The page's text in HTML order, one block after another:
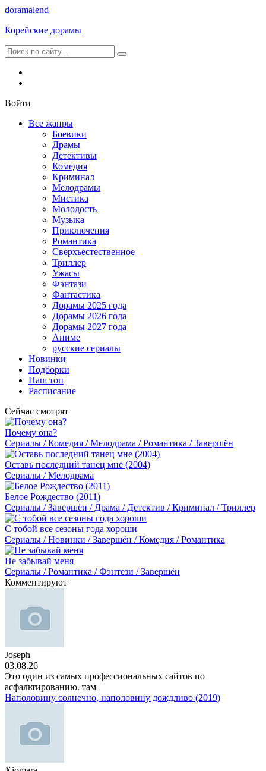
doramalend
Корейские дорамы
Войти
Все жанры
Боевики
Драмы
Детективы
Комедия
Криминал
Мелодрамы
Мистика
Молодость
Музыка
Приключения
Романтика
Сверхъестественное
Триллер
Ужасы
Фэнтази
Фантастика
Дорамы 2025 года
Дорамы 2026 года
Дорамы 2027 года
Аниме
русские сериалы
Новинки
Подборки
Наш топ
Расписание
Сейчас смотрят
Почему она?
Сериалы / Комедия / Мелодрама / Романтика / Завершён
Оставь последний танец мне (2004)
Сериалы / Мелодрама
Белое Рождество (2011)
Сериалы / Завершён / Драма / Детектив / Криминал / Триллер
С тобой все сезоны года хороши
Сериалы / Новинки / Завершён / Комедия / Романтика
Не забывай меня
Сериалы / Романтика / Фэнтези / Завершён
Комментируют
Joseph
03.08.26
Это один из самых профессиональных сайтов по
асфальтированию. там
Наполовину солнечно, наполовину дождливо (2019)